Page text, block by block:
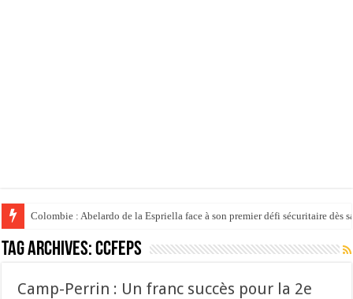
Colombie : Abelardo de la Espriella face à son premier défi sécuritaire dès
Tag Archives:CCFEPS
Camp-Perrin : Un franc succès pour la 2e